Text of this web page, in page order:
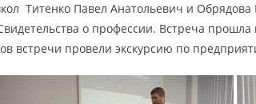
Титенко Павел Анатольевич и
о профессии. Встреча
встречи провели экскурсию по